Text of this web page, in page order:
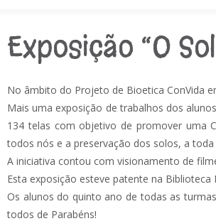
01 – O que
Direitos
Universal
Humanos
04 –
dos
05 –
Exposição “O
No âmbito do Projeto de Bioetica ConVida
Mais uma exposição de trabalhos dos
134 telas com objetivo de promover uma
todos nós e a preservação dos solos, a
A iniciativa contou com visionamento de
Esta exposição esteve patente na
Os alunos do quinto ano de todas as
todos de Parabéns!